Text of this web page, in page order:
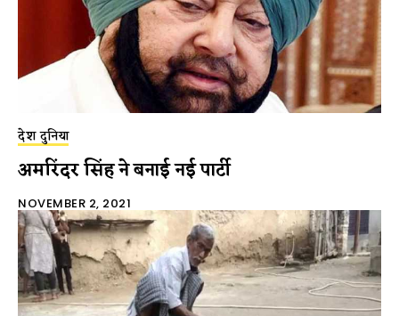
देश दुनिया
अमरिंदर सिंह ने बनाई नई पार्टी
NOVEMBER 2, 2021